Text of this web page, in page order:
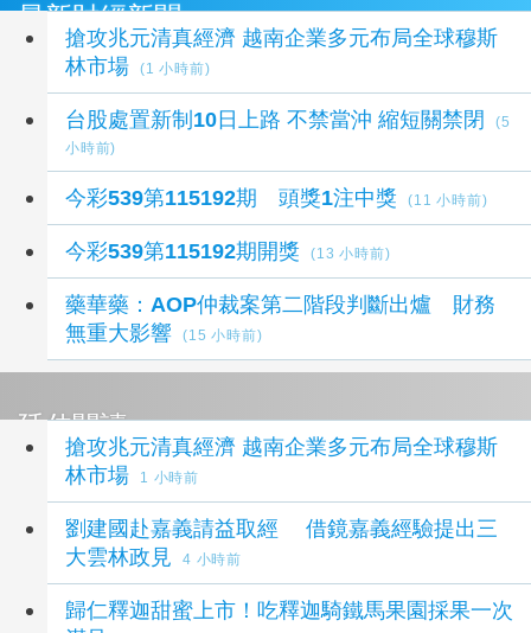
最新財經新聞
搶攻兆元清真經濟 越南企業多元布局全球穆斯
林市場
(1 小時前)
台股處置新制10日上路 不禁當沖 縮短關禁閉
(5
小時前)
今彩539第115192期 頭獎1注中獎 (11 小時前)
今彩539第115192期開獎 (13 小時前)
藥華藥：AOP仲裁案第二階段判斷出爐 財務
無重大影響
(15 小時前)
延伸閱讀
搶攻兆元清真經濟 越南企業多元布局全球穆斯
林市場
1 小時前
劉建國赴嘉義請益取經 借鏡嘉義經驗提出三
大雲林政見
4 小時前
歸仁釋迦甜蜜上市！吃釋迦騎鐵馬果園採果一次